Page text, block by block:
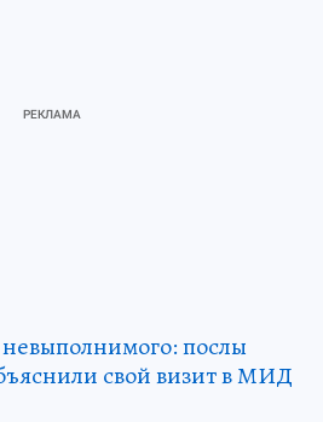
послы
свой визит в МИД